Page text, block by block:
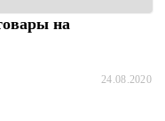
на
24.08.2020